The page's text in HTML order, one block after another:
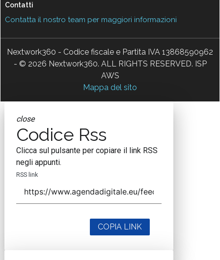
Contatti
Contatta il nostro team per maggiori informazioni
Nextwork360 - Codice fiscale e Partita IVA 13868590962
- © 2026 Nextwork360. ALL RIGHTS RESERVED. ISP
AWS
Mappa del sito
close
Codice Rss
Clicca sul pulsante per copiare il link RSS
negli appunti.
RSS link
COPIA LINK